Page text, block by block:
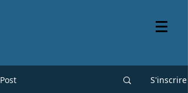
Post S'inscrire